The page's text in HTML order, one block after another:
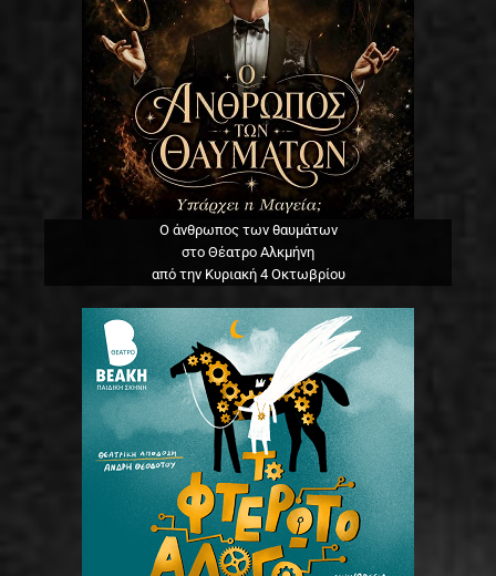
Ο άνθρωπος των θαυμάτων
στο Θέατρο Αλκμήνη
από την Κυριακή 4 Οκτωβρίου